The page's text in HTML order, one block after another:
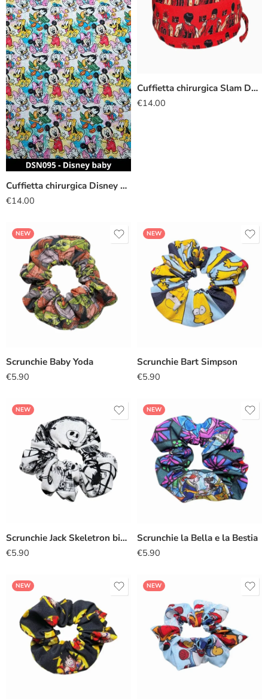
Cuffietta chirurgica Disney baby
€14.00
Cuffietta chirurgica Slam Dunk
€14.00
NEW
Scrunchie Baby Yoda
€5.90
NEW
Scrunchie Bart Simpson
€5.90
NEW
Scrunchie Jack Skeletron bianco
€5.90
NEW
Scrunchie la Bella e la Bestia
€5.90
NEW NEW